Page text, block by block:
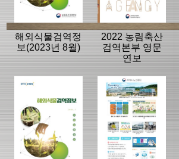
해외식물검역정
보(2023년 8월)
2022 농림축산
검역본부 영문
연보